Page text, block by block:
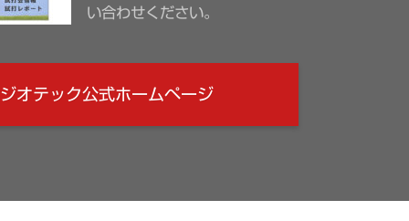
い合わせください。
ジオテック公式ホームページ